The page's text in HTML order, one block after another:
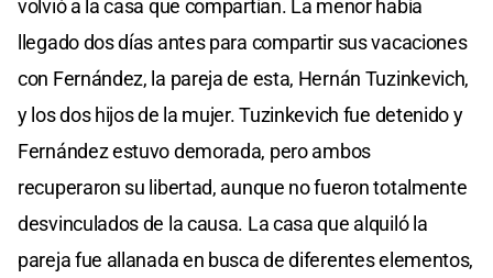
volvió a la casa que compartían. La menor había
llegado dos días antes para compartir sus vacaciones
con Fernández, la pareja de esta, Hernán Tuzinkevich,
y los dos hijos de la mujer. Tuzinkevich fue detenido y
Fernández estuvo demorada, pero ambos
recuperaron su libertad, aunque no fueron totalmente
desvinculados de la causa. La casa que alquiló la
pareja fue allanada en busca de diferentes elementos,